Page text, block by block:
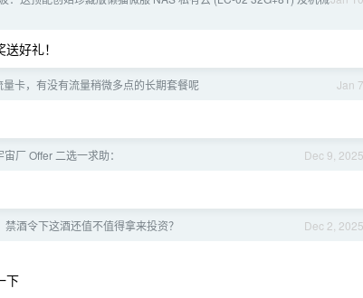
好礼！
Jan 7
卡，有没有流量稍微多点的长期套餐呢
Dec 9, 2025
厂 Offer 二选一求助：
Dec 2, 2025
酒令下这酒还值不值得拿来投资？
下